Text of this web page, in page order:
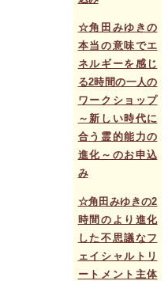
☆角田みゆきの
本当の意味でエ
ネルギーを感じ
る2時間の一人の
ワークショップ
～新しい時代に
合う霊的能力の
進化～のお申込
み
☆角田みゆきの2
時間のより進化
した不思議なフ
ェイシャルトリ
ートメント主体